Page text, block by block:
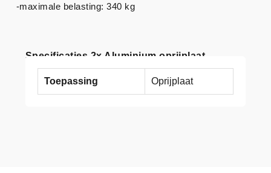
Specificaties 2x Aluminium oprijplaat
Toepassing Oprijplaat
-maximale belasting: 340 kg